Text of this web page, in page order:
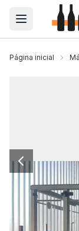
Open main
Página inicial